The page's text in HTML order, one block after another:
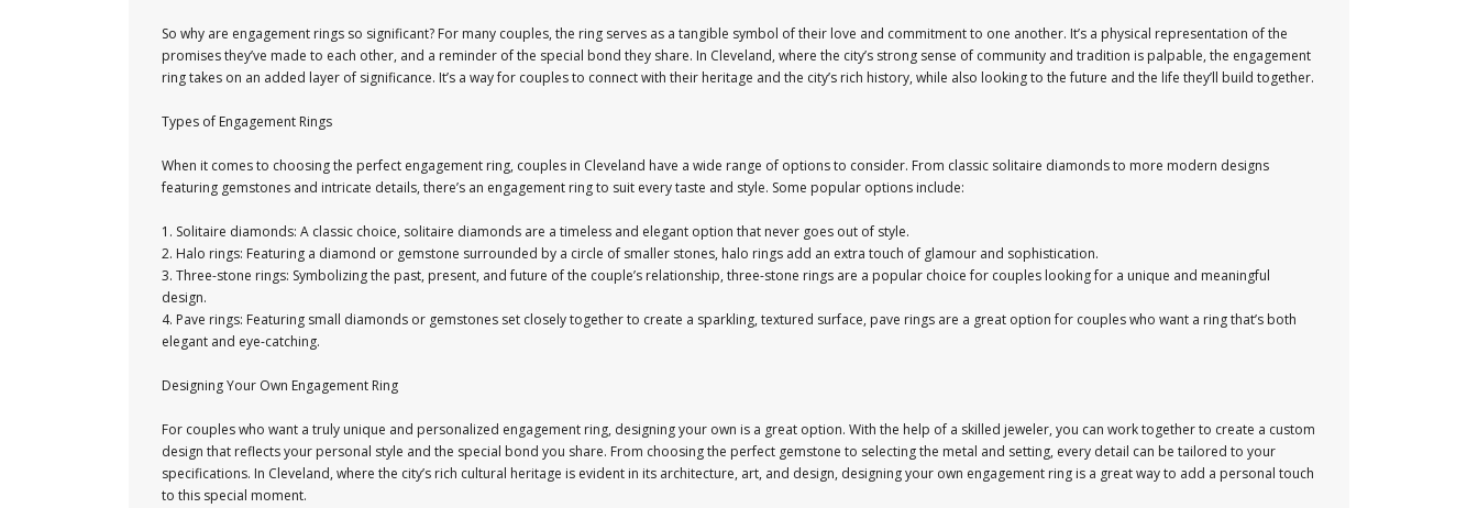
So why are engagement rings so significant? For many couples, the ring serves as a tangible symbol of their love and commitment to one another. It’s a physical representation of the
promises they’ve made to each other, and a reminder of the special bond they share. In Cleveland, where the city’s strong sense of community and tradition is palpable, the engagement
ring takes on an added layer of significance. It’s a way for couples to connect with their heritage and the city’s rich history, while also looking to the future and the life they’ll build together.
Types of Engagement Rings
When it comes to choosing the perfect engagement ring, couples in Cleveland have a wide range of options to consider. From classic solitaire diamonds to more modern designs
featuring gemstones and intricate details, there’s an engagement ring to suit every taste and style. Some popular options include:
1. Solitaire diamonds: A classic choice, solitaire diamonds are a timeless and elegant option that never goes out of style.
2. Halo rings: Featuring a diamond or gemstone surrounded by a circle of smaller stones, halo rings add an extra touch of glamour and sophistication.
3. Three-stone rings: Symbolizing the past, present, and future of the couple’s relationship, three-stone rings are a popular choice for couples looking for a unique and meaningful
design.
4. Pave rings: Featuring small diamonds or gemstones set closely together to create a sparkling, textured surface, pave rings are a great option for couples who want a ring that’s both
elegant and eye-catching.
Designing Your Own Engagement Ring
For couples who want a truly unique and personalized engagement ring, designing your own is a great option. With the help of a skilled jeweler, you can work together to create a custom
design that reflects your personal style and the special bond you share. From choosing the perfect gemstone to selecting the metal and setting, every detail can be tailored to your
specifications. In Cleveland, where the city’s rich cultural heritage is evident in its architecture, art, and design, designing your own engagement ring is a great way to add a personal touch
to this special moment.